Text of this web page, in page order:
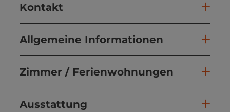
Kontakt
Allgemeine Informationen
Zimmer / Ferienwohnungen
Ausstattung